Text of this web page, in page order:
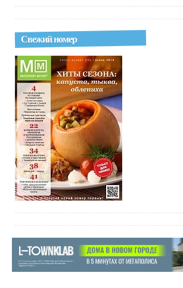
Свежий номер